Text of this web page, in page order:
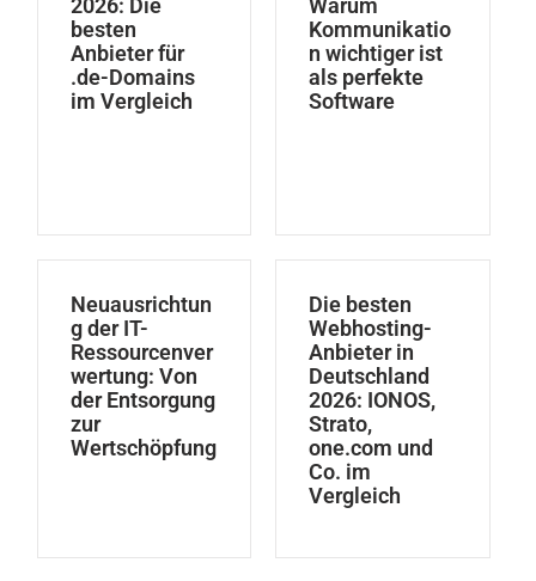
2026: Die
besten
Anbieter für
.de-Domains
im Vergleich
Warum
Kommunikatio
n wichtiger ist
als perfekte
Software
Neuausrichtun
g der IT-
Ressourcenver
wertung: Von
der Entsorgung
zur
Wertschöpfung
Die besten
Webhosting-
Anbieter in
Deutschland
2026: IONOS,
Strato,
one.com und
Co. im
Vergleich